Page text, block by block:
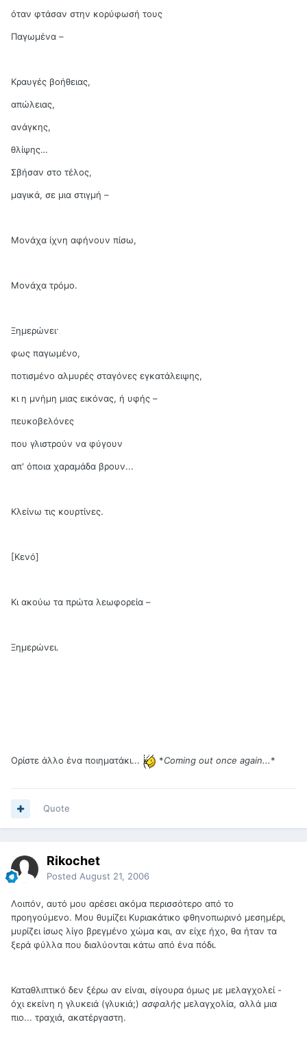
όταν φτάσαν στην κορύφωσή τους
Παγωμένα –
Κραυγές βοήθειας,
απώλειας,
ανάγκης,
θλίψης…
Σβήσαν στο τέλος,
μαγικά, σε μια στιγμή –
Μονάχα ίχνη αφήνουν πίσω,
Μονάχα τρόμο.
Ξημερώνει·
φως παγωμένο,
ποτισμένο αλμυρές σταγόνες εγκατάλειψης,
κι η μνήμη μιας εικόνας, ή υφής –
πευκοβελόνες
που γλιστρούν να φύγουν
απ' όποια χαραμάδα βρουν...
Κλείνω τις κουρτίνες.
[Κενό]
Κι ακούω τα πρώτα λεωφορεία –
Ξημερώνει.
Ορίστε άλλο ένα ποιηματάκι... *Coming out once again...*
Quote
Rikochet
Posted August 21, 2006
Λοιπόν, αυτό μου αρέσει ακόμα περισσότερο από το
προηγούμενο. Μου θυμίζει Κυριακάτικο φθηνοπωρινό μεσημέρι,
μυρίζει ίσως λίγο βρεγμένο χώμα και, αν είχε ήχο, θα ήταν τα
ξερά φύλλα που διαλύονται κάτω από ένα πόδι.
Καταθλιπτικό δεν ξέρω αν είναι, σίγουρα όμως με μελαγχολεί -
όχι εκείνη η γλυκειά (γλυκιά;) ασφαλής μελαγχολία, αλλά μια
πιο... τραχιά, ακατέργαστη.